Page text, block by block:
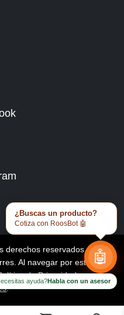
derechos reservados.
. Al navegar por este
de Privacidad y
.
¿Buscas un producto?
Cotiza con RoosBot 🤖
🤖
ayuda?Habla con un asesor